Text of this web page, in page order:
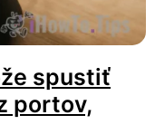
spustiť
portov,